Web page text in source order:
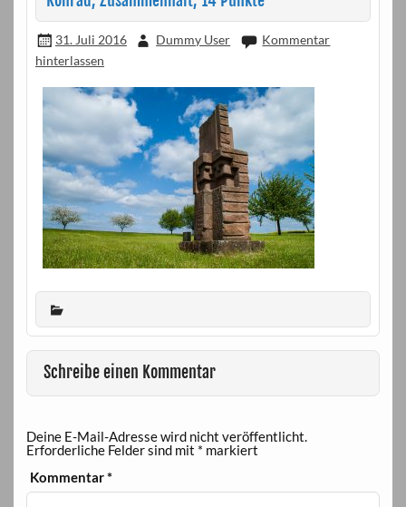
31. Juli 2016 Dummy User
Kommentar
hinterlassen
Schreibe einen Kommentar
Deine E-Mail-Adresse wird nicht veröffentlicht.
Erforderliche Felder sind mit * markiert
Kommentar*